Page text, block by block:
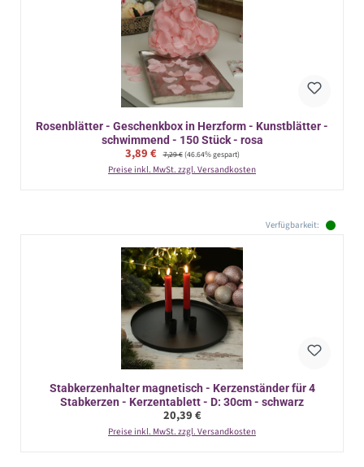
Rosenblätter - Geschenkbox in Herzform - Kunstblätter -
schwimmend - 150 Stück - rosa
Verkaufspreis:
3,89 € Regulärer Preis:
7,29 €(46.64% gespart)
Preise inkl. MwSt. zzgl. Versandkosten
Verfügbarkeit:
Stabkerzenhalter magnetisch - Kerzenständer für 4
Stabkerzen - Kerzentablett - D: 30cm - schwarz
Regulärer Preis:
20,39 €
Preise inkl. MwSt. zzgl. Versandkosten